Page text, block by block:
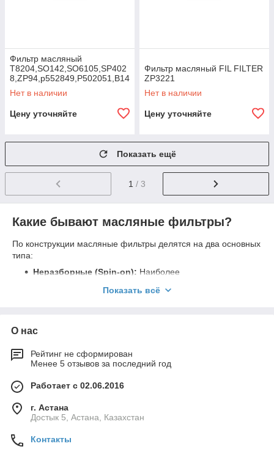
Фильтр масляный
T8204,SO142,SO6105,SP402
8,ZP94,p552849,P502051,B14
25,B161,
Нет в наличии
Цену уточняйте
Фильтр масляный FIL FILTER
ZP3221
Нет в наличии
Цену уточняйте
Показать ещё
1 / 3
Какие бывают масляные фильтры?
По конструкции масляные фильтры делятся на два основных
типа:
Неразборные (Spin-on): Наиболее
конструкцию в металлическом корпусе, внутри
масла. Преимущества: простота замены,
Разборные (картриджи/вставки):
фильтрах меняется только фильтрующий элемент
(картридж), а корпус остается. Преимущества:
экономия средств.
Ведущие бренды масляных фильтров -
кому доверить защиту двигателя?
Показать всё
О нас
Рейтинг не сформирован
Менее 5 отзывов за последний год
Работает с 02.06.2016
г. Астана
Достык 5, Астана, Казахстан
Контакты